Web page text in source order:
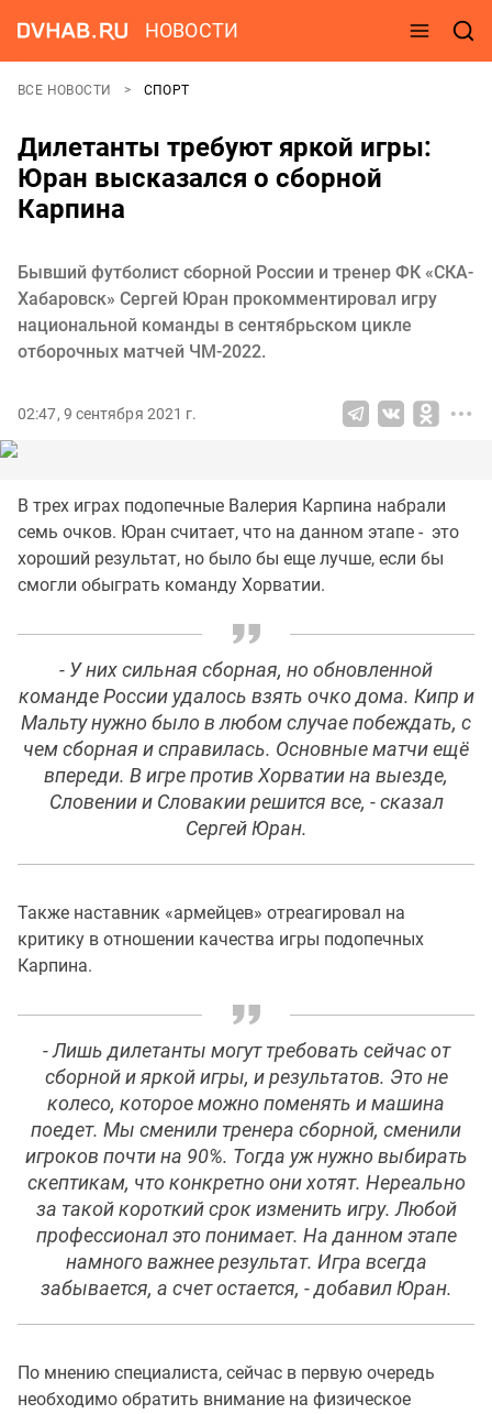
НОВОСТИ
ВСЕ НОВОСТИ СПОРТ
Дилетанты требуют яркой игры:
Юран высказался о сборной
Карпина
Бывший футболист сборной России и тренер ФК «СКА-
Хабаровск» Сергей Юран прокомментировал игру
национальной команды в сентябрьском цикле
отборочных матчей ЧМ-2022.
02:47, 9 сентября 2021 г.
В трех играх подопечные Валерия Карпина набрали
семь очков. Юран считает, что на данном этапе - это
хороший результат, но было бы еще лучше, если бы
смогли обыграть команду Хорватии.
- У них сильная сборная, но обновленной
команде России удалось взять очко дома. Кипр и
Мальту нужно было в любом случае побеждать, с
чем сборная и справилась. Основные матчи ещё
впереди. В игре против Хорватии на выезде,
Словении и Словакии решится все, - сказал
Сергей Юран.
Также наставник «армейцев» отреагировал на
критику в отношении качества игры подопечных
Карпина.
- Лишь дилетанты могут требовать сейчас от
сборной и яркой игры, и результатов. Это не
колесо, которое можно поменять и машина
поедет. Мы сменили тренера сборной, сменили
игроков почти на 90%. Тогда уж нужно выбирать
скептикам, что конкретно они хотят. Нереально
за такой короткий срок изменить игру. Любой
профессионал это понимает. На данном этапе
намного важнее результат. Игра всегда
забывается, а счет остается, - добавил Юран.
По мнению специалиста, сейчас в первую очередь
необходимо обратить внимание на физическое